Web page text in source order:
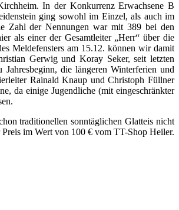
In der Konkurrenz Erwachsene B
ging sowohl im Einzel, als auch im
Zahl der Nennungen war mit 389 bei den
als einer der Gesamtleiter „Herr“ über die
Meldefensters am 15.12. können wir damit
Gerwig und Koray Seker, seit letzten
die längeren Winterferien und
Rainald Knaup und Christoph Füllner
da einige Jugendliche (mit eingeschränkter
traditionellen sonntäglichen Glatteis nicht
im Wert von 100 € vom TT-Shop Heiler.